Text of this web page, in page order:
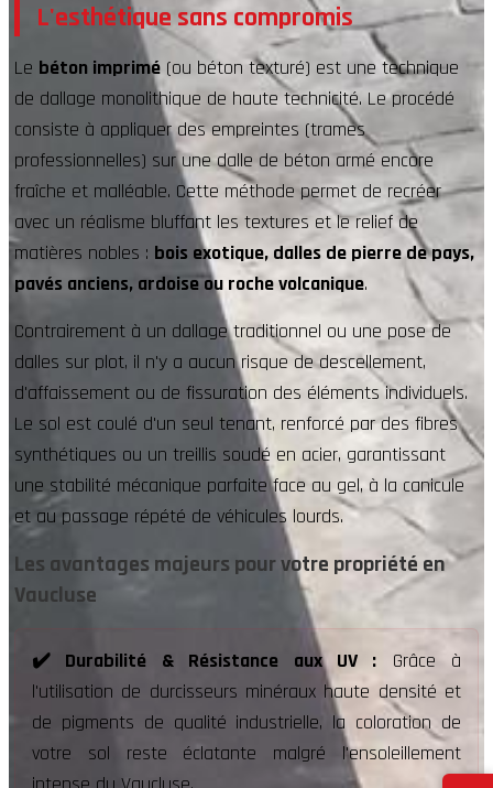
L'esthétique sans compromis
Le béton imprimé (ou béton texturé) est une technique
de dallage monolithique de haute technicité. Le procédé
consiste à appliquer des empreintes (trames
professionnelles) sur une dalle de béton armé encore
fraîche et malléable. Cette méthode permet de recréer
avec un réalisme bluffant les textures et le relief de
matières nobles : bois exotique, dalles de pierre de pays,
pavés anciens, ardoise ou roche volcanique.
Contrairement à un dallage traditionnel ou une pose de
dalles sur plot, il n'y a aucun risque de descellement,
d'affaissement ou de fissuration des éléments individuels.
Le sol est coulé d'un seul tenant, renforcé par des fibres
synthétiques ou un treillis soudé en acier, garantissant
une stabilité mécanique parfaite face au gel, à la canicule
et au passage répété de véhicules lourds.
Les avantages majeurs pour votre propriété en
Vaucluse
✔️ Durabilité & Résistance aux UV : Grâce à
l'utilisation de durcisseurs minéraux haute densité et
de pigments de qualité industrielle, la coloration de
votre sol reste éclatante malgré l'ensoleillement